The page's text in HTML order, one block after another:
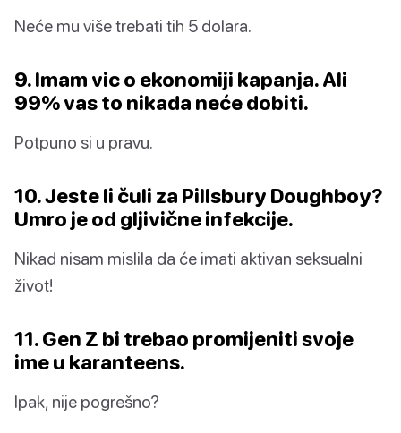
Neće mu više trebati tih 5 dolara.
9. Imam vic o ekonomiji kapanja. Ali
99% vas to nikada neće dobiti.
Potpuno si u pravu.
10. Jeste li čuli za Pillsbury Doughboy?
Umro je od gljivične infekcije.
Nikad nisam mislila da će imati aktivan seksualni
život!
11. Gen Z bi trebao promijeniti svoje
ime u karanteens.
Ipak, nije pogrešno?